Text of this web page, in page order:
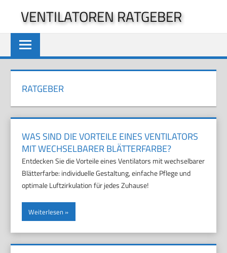
springen
VENTILATOREN RATGEBER
RATGEBER
WAS SIND DIE VORTEILE EINES VENTILATORS
MIT WECHSELBARER BLÄTTERFARBE?
Entdecken Sie die Vorteile eines Ventilators mit wechselbarer
Blätterfarbe: individuelle Gestaltung, einfache Pflege und
optimale Luftzirkulation für jedes Zuhause!
Weiterlesen